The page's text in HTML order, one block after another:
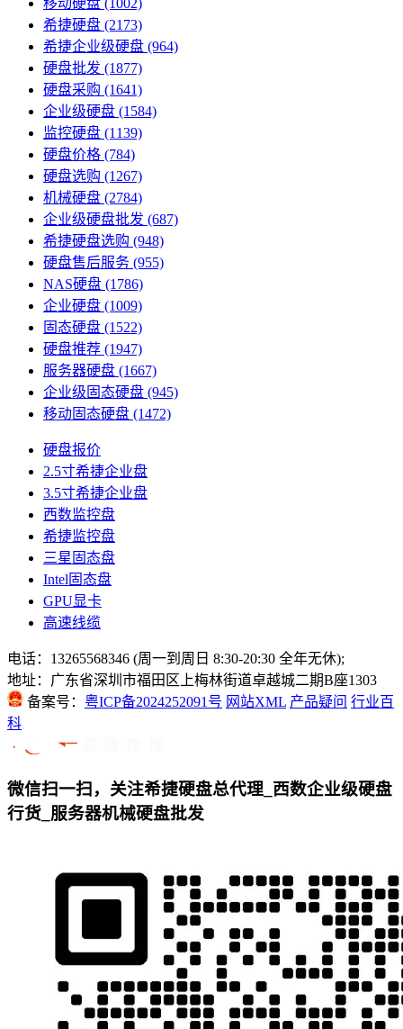
希捷硬盘 (2173)
希捷企业级硬盘 (964)
硬盘批发 (1877)
硬盘采购 (1641)
企业级硬盘 (1584)
监控硬盘 (1139)
硬盘价格 (784)
硬盘选购 (1267)
机械硬盘 (2784)
企业级硬盘批发 (687)
希捷硬盘选购 (948)
硬盘售后服务 (955)
NAS硬盘 (1786)
企业硬盘 (1009)
固态硬盘 (1522)
硬盘推荐 (1947)
服务器硬盘 (1667)
企业级固态硬盘 (945)
移动固态硬盘 (1472)
硬盘报价
2.5寸希捷企业盘
3.5寸希捷企业盘
西数监控盘
希捷监控盘
三星固态盘
Intel固态盘
GPU显卡
高速线缆
电话：13265568346 (周一到周日 8:30-20:30 全年无休);
地址：广东省深圳市福田区上梅林街道卓越城二期B座1303
备案号： 粤ICP备2024252091号 网站XML 产品疑问 行业百
科
微信扫一扫，关注希捷硬盘总代理_西数企业级硬盘
行货_服务器机械硬盘批发